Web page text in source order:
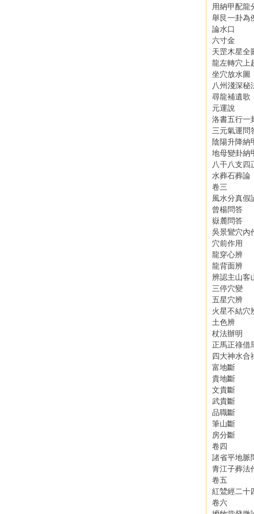
用納甲配龍
舉艮一卦為
論水口
六寸金
天罡木星全
龍左轉穴上
坐穴放水圖
八州淺深秘
尋龍補遺歌
元運說
洛書五行一
三元氣運問
陰陽升降納
地母變卦納
八干八支四
水葬石葬論
卷三
風水分真假
曾楊問答
嶽麓問答
吳景鸞穴內
穴前作用
龍穿心辨
龍背面辨
辨認主山客
三停穴變
五星穴辨
火星不結穴
土色辨
杖法辦明
正馬正祿借
四大神水合
富地斷
貴地斷
文貴斷
武貴斷
品職斷
筆山斷
房分斷
卷四
諸省平地脈
青江子葬法
卷五
紅鷥經二十
卷六